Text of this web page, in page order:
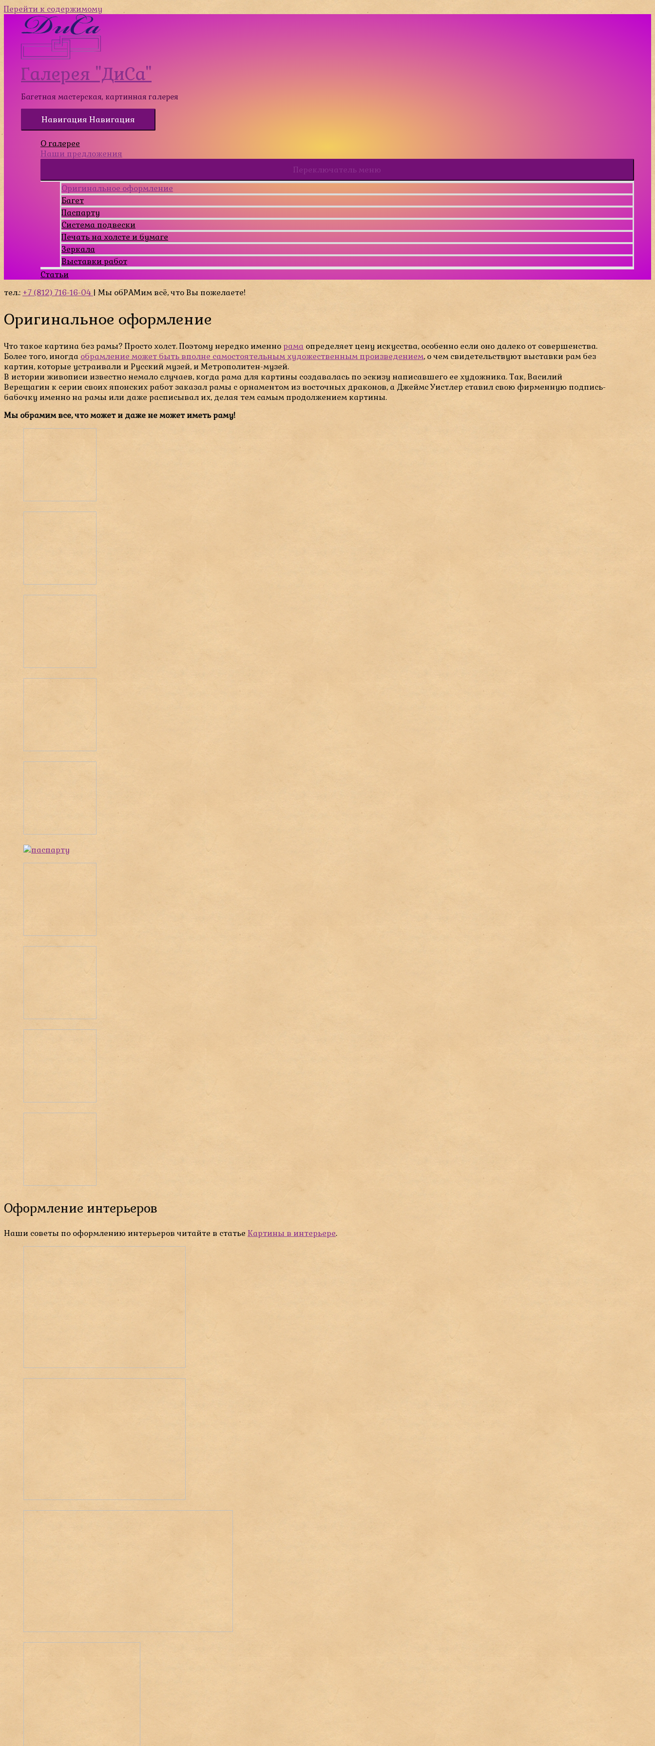
Перейти к содержимому
Галерея "ДиСа"
Багетная мастерская, картинная галерея
Навигация Навигация
О галерее
Наши предложения
Переключатель меню
Оригинальное оформление
Багет
Паспарту
Система подвески
Печать на холсте и бумаге
Зеркала
Выставки работ
Статьи
тел.: +7 (812) 716-16-04 | Мы обРАМим всё, что Вы пожелаете!
Оригинальное оформление
Что такое картина без рамы? Просто холст. Поэтому нередко именно рама определяет цену искусства, особенно если оно далеко от совершенства.
Более того, иногда обрамление может быть вполне самостоятельным художественным произведением, о чем свидетельствуют выставки рам без
картин, которые устраивали и Русский музей, и Метрополитен-музей.
В истории живописи известно немало случаев, когда рама для картины создавалась по эскизу написавшего ее художника. Так, Василий
Верещагин к серии своих японских работ заказал рамы с орнаментом из восточных драконов, а Джеймс Уистлер ставил свою фирменную подпись-
бабочку именно на рамы или даже расписывал их, делая тем самым продолжением картины.
Мы обрамим все, что может и даже не может иметь раму!
Оформление интерьеров
Наши советы по оформлению интерьеров читайте в статье Картины в интерьере.